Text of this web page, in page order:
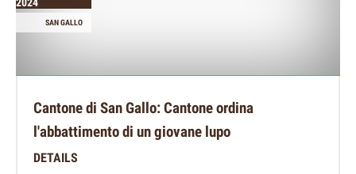
SAN GALLO
Cantone di San Gallo: Cantone ordina
l'abbattimento di un giovane lupo
DETAILS